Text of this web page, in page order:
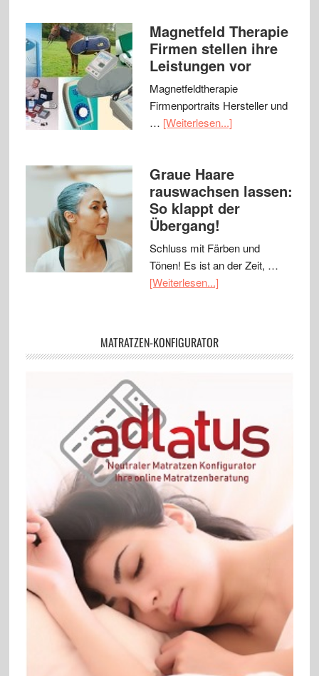
Magnetfeld Therapie
Firmen stellen ihre
Leistungen vor
Magnetfeldtherapie
Firmenportraits Hersteller und
… [Weiterlesen...]
Graue Haare
rauswachsen lassen:
So klappt der
Übergang!
Schluss mit Färben und
Tönen! Es ist an der Zeit, …
[Weiterlesen...]
MATRATZEN-KONFIGURATOR